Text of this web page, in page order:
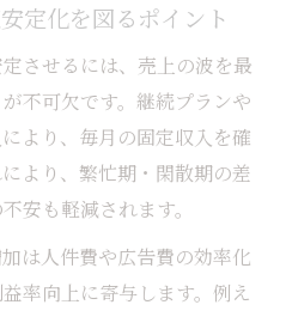
定化を図るポイント
させるには、売上の波を最
不可欠です。継続プランや
より、毎月の固定収入を確
より、繁忙期・閑散期の差
安も軽減されます。
は人件費や広告費の効率化
率向上に寄与します。例え